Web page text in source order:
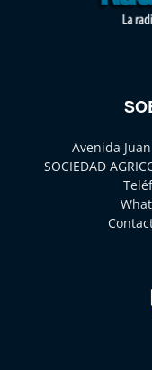
Avenida
SOCIEDAD